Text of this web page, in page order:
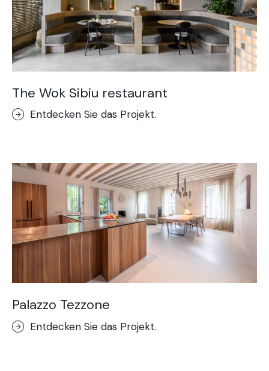
The Wok Sibiu restaurant
Entdecken Sie das Projekt.
Palazzo Tezzone
Entdecken Sie das Projekt.